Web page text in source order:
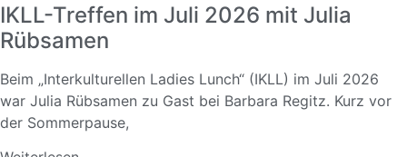
IKLL-Treffen im Juli 2026 mit Julia
Rübsamen
Beim „Interkulturellen Ladies Lunch“ (IKLL) im Juli 2026
war Julia Rübsamen zu Gast bei Barbara Regitz. Kurz vor
der Sommerpause,